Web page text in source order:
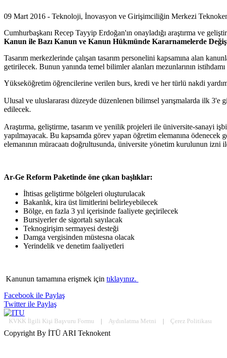
09 Mart 2016 - Teknoloji, İnovasyon ve Girişimciliğin Merkezi
Cumhurbaşkanı Recep Tayyip Erdoğan'ın onayladığı araştırma ve
Kanun ile Bazı Kanun ve Kanun Hükmünde Kararnamelerde
Tasarım merkezlerinde çalışan tasarım personelini kapsamına alan
getirilecek. Bunun yanında temel bilimler alanları mezunlarının
Yükseköğretim öğrencilerine verilen burs, kredi ve her türlü nakdi
Ulusal ve uluslararası düzeyde düzenlenen bilimsel yarışmalarda ilk
edilecek.
Araştırma, geliştirme, tasarım ve yenilik projeleri ile üniversite-sanayi
yapılmayacak. Bu kapsamda görev yapan öğretim elemanına
elemanının müracaatı doğrultusunda, üniversite yönetim kurulunun izni
Ar-Ge Reform Paketinde öne çıkan başlıklar:
İhtisas geliştirme bölgeleri oluşturulacak
Bakanlık, kira üst limitlerini belirleyebilecek
Bölge, en fazla 3 yıl içerisinde faaliyete geçirilecek
Bursiyerler de sigortalı sayılacak
Teknogirişim sermayesi desteği
Damga vergisinden müstesna olacak
Yerindelik ve denetim faaliyetleri
Kanunun tamamına erişmek için tıklayınız.
Facebook ile Paylaş
Twitter ile Paylaş
KVKK İlgili Kişi Başvuru Formu | Aydınlatma Metni | Çerez Politikası
Copyright By İTÜ ARI Teknokent